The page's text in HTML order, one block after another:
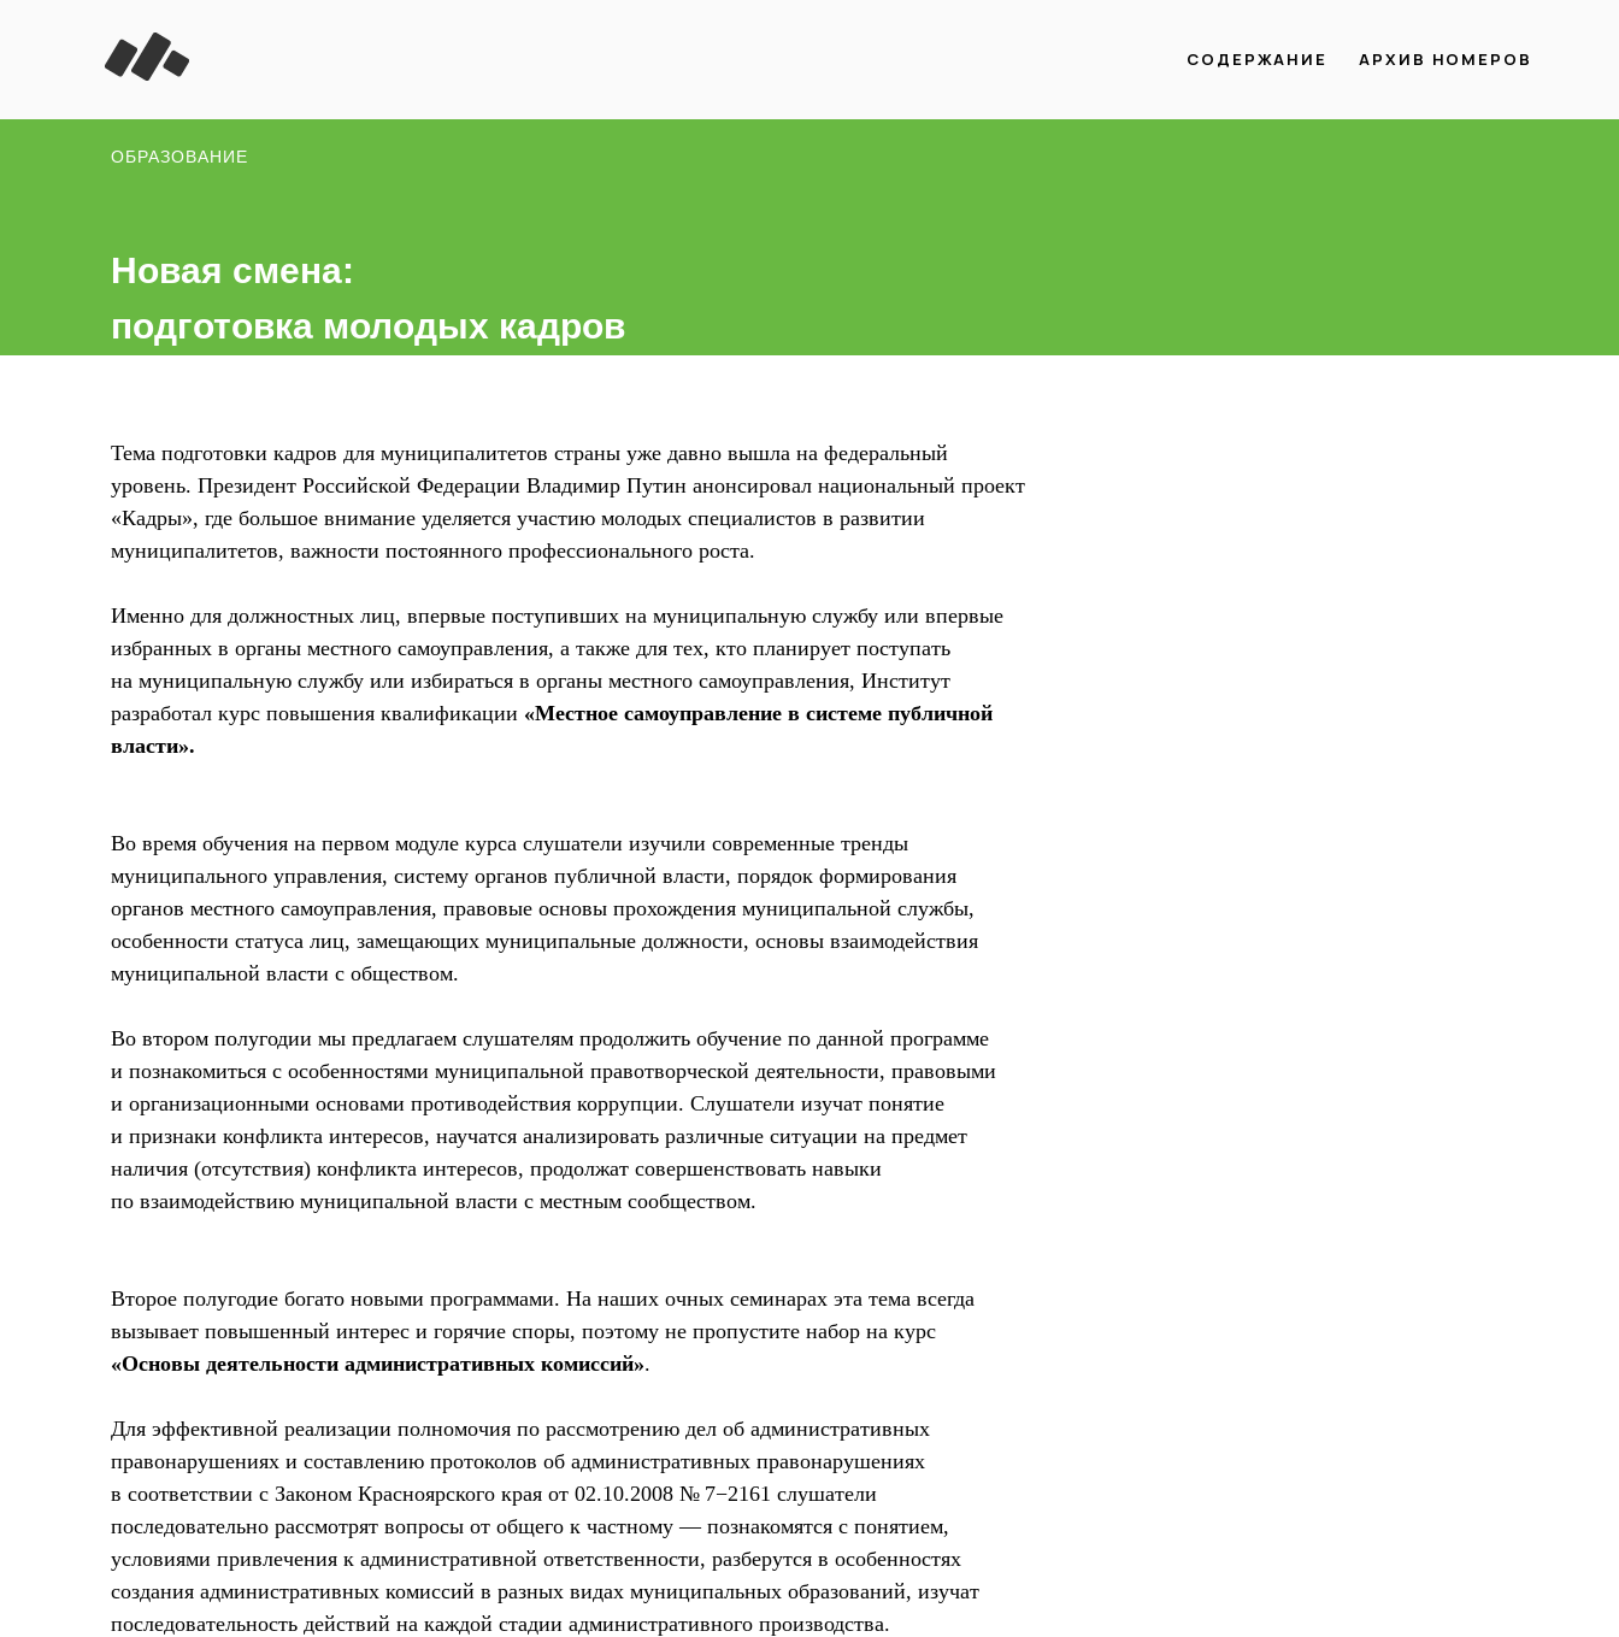
СОДЕРЖАНИЕ АРХИВ НОМЕРОВ
Новая смена:
подготовка молодых кадров
ОБРАЗОВАНИЕ
Тема подготовки кадров для муниципалитетов страны уже давно вышла на федеральный
уровень. Президент Российской Федерации Владимир Путин анонсировал национальный проект
«Кадры», где большое внимание уделяется участию молодых специалистов в развитии
муниципалитетов, важности постоянного профессионального роста.
Именно для должностных лиц, впервые поступивших на муниципальную службу или впервые
избранных в органы местного самоуправления, а также для тех, кто планирует поступать
на муниципальную службу или избираться в органы местного самоуправления, Институт
разработал курс повышения квалификации «Местное самоуправление в системе публичной
власти».
Во время обучения на первом модуле курса слушатели изучили современные тренды
муниципального управления, систему органов публичной власти, порядок формирования
органов местного самоуправления, правовые основы прохождения муниципальной службы,
особенности статуса лиц, замещающих муниципальные должности, основы взаимодействия
муниципальной власти с обществом.
Во втором полугодии мы предлагаем слушателям продолжить обучение по данной программе
и познакомиться с особенностями муниципальной правотворческой деятельности, правовыми
и организационными основами противодействия коррупции. Слушатели изучат понятие
и признаки конфликта интересов, научатся анализировать различные ситуации на предмет
наличия (отсутствия) конфликта интересов, продолжат совершенствовать навыки
по взаимодействию муниципальной власти с местным сообществом.
Второе полугодие богато новыми программами. На наших очных семинарах эта тема всегда
вызывает повышенный интерес и горячие споры, поэтому не пропустите набор на курс
«Основы деятельности административных комиссий».
Для эффективной реализации полномочия по рассмотрению дел об административных
правонарушениях и составлению протоколов об административных правонарушениях
в соответствии с Законом Красноярского края от 02.10.2008 № 7−2161 слушатели
последовательно рассмотрят вопросы от общего к частному — познакомятся с понятием,
условиями привлечения к административной ответственности, разберутся в особенностях
создания административных комиссий в разных видах муниципальных образований, изучат
последовательность действий на каждой стадии административного производства.